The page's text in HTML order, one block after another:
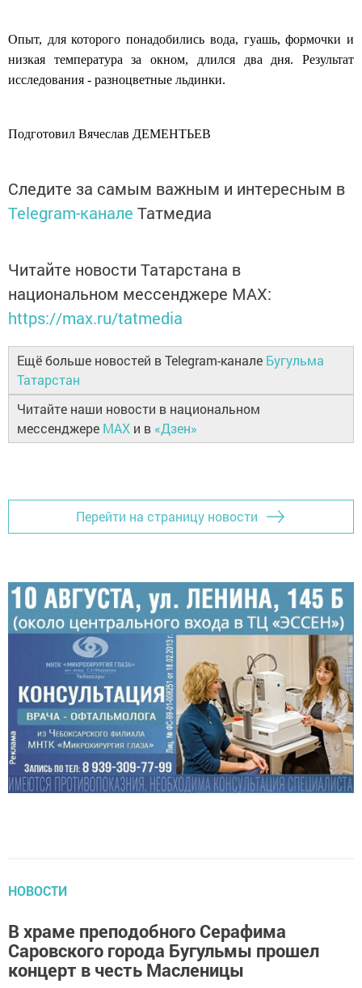
Опыт, для которого понадобились вода, гуашь, формочки и
низкая температура за окном, длился два дня. Результат
исследования - разноцветные льдинки.
Подготовил Вячеслав ДЕМЕНТЬЕВ
Следите за самым важным и интересным в
Telegram-канале Татмедиа
Читайте новости Татарстана в
национальном мессенджере MАХ:
https://max.ru/tatmedia
Ещё больше новостей в Telegram-канале Бугульма
Татарстан
Читайте наши новости в национальном
мессенджере MAX и в «Дзен»
Перейти на страницу новости
НОВОСТИ
В храме преподобного Серафима
Саровского города Бугульмы прошел
концерт в честь Масленицы